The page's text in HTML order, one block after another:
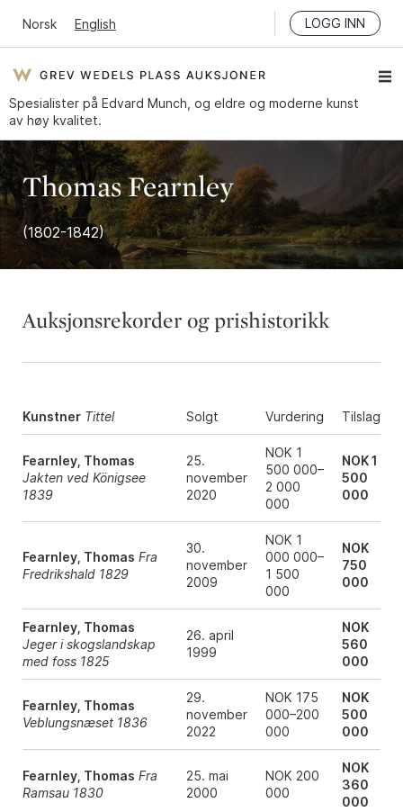
Norsk English LOGG INN
Spesialister på Edvard Munch, og eldre og moderne kunst
av høy kvalitet.
Thomas Fearnley
(1802-1842)
Auksjonsrekorder og prishistorikk
Kunstner Tittel Solgt Vurdering Tilslag
Fearnley, Thomas
Jakten ved Königsee
1839
25.
november
2020
NOK 1
500 000–
2 000
000
NOK 1
500
000
Fearnley, Thomas Fra
Fredrikshald 1829
30.
november
2009
NOK 1
000 000–
1 500
000
NOK
750
000
Fearnley, Thomas
Jeger i skogslandskap
med foss 1825
26. april
1999
NOK
560
000
Fearnley, Thomas
Veblungsnæset 1836
29.
november
2022
NOK 175
000–200
000
NOK
500
000
Fearnley, Thomas Fra
Ramsau 1830
25. mai
2000
NOK 200
000
NOK
360
000